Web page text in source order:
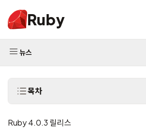
Ruby
뉴스
목차
Ruby 4.0.3 릴리스